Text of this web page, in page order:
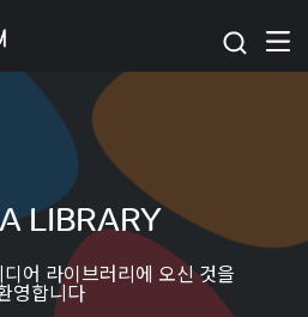
본문 바로가기
LIBRARY
어 라이브러리에 오신 것을
영합니다